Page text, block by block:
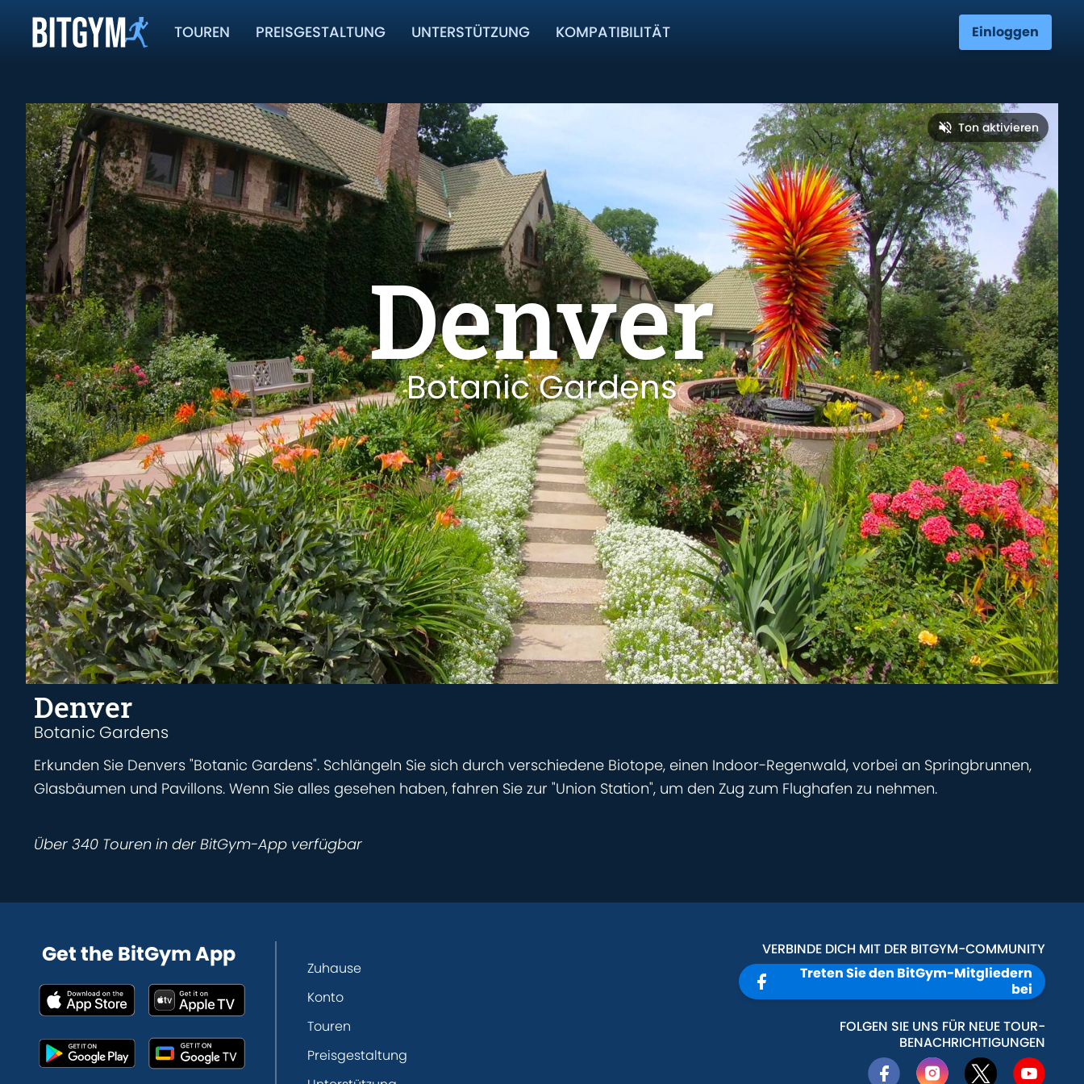
TOUREN PREISGESTALTUNG UNTERSTÜTZUNG KOMPATIBILITÄT Einloggen
Ton aktivieren
Denver
Botanic Gardens
Denver
Botanic Gardens
Erkunden Sie Denvers "Botanic Gardens". Schlängeln Sie sich durch verschiedene Biotope, einen Indoor-Regenwald, vorbei an Springbrunnen,
Glasbäumen und Pavillons. Wenn Sie alles gesehen haben, fahren Sie zur "Union Station", um den Zug zum Flughafen zu nehmen.
Über 340 Touren in der BitGym-App verfügbar
Get the BitGym App
Zuhause
Konto
Touren
Preisgestaltung
VERBINDE DICH MIT DER BITGYM-COMMUNITY
Treten Sie den BitGym-Mitgliedern
bei
FOLGEN SIE UNS FÜR NEUE TOUR-
BENACHRICHTIGUNGEN